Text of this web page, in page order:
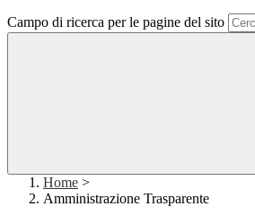
Campo di ricerca per le pagine del sito
Home >
Amministrazione Trasparente